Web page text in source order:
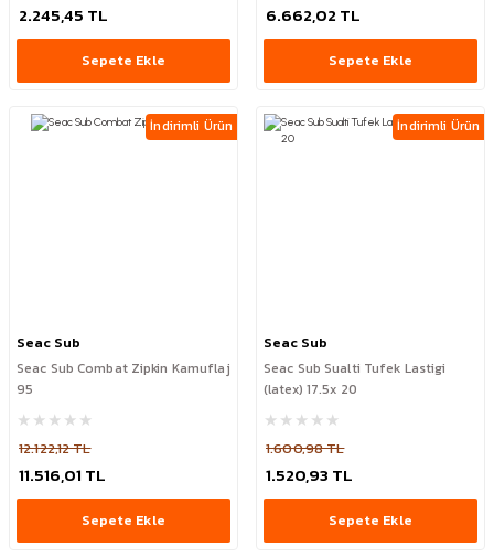
2.245,45 TL
Sepete Ekle
6.662,02 TL
Sepete Ekle
İndirimli Ürün
Seac Sub
Seac Sub Combat Zipkin Kamuflaj
95
12.122,12 TL
11.516,01 TL
Sepete Ekle
İndirimli Ürün
Seac Sub
Seac Sub Sualti Tufek Lastigi
(latex) 17.5x 20
1.600,98 TL
1.520,93 TL
Sepete Ekle